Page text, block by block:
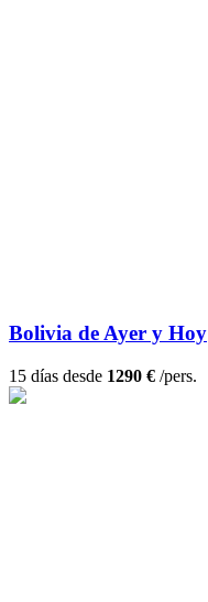
Bolivia de Ayer y Hoy
15 días desde 1290 € /pers.